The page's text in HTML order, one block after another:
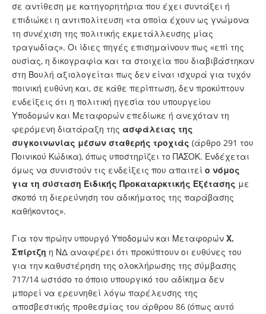
σε αντίθεση με κατηγορητήρια που έχει συντάξει ή
επιδιώκει η αντιπολίτευση «τα οποία έχουν ως γνώμονα
τη συνέχιση της πολιτικής εκμετάλλευσης μίας
τραγωδίας». Οι ίδιες πηγές επισημαίνουν πως «επί της
ουσίας, η δικογραφία και τα στοιχεία που διαβιβάστηκαν
στη Βουλή αξιολογείται πως δεν είναι ισχυρά για τυχόν
ποινική ευθύνη και, σε κάθε περίπτωση, δεν προκύπτουν
ενδείξεις ότι η πολιτική ηγεσία του υπουργείου
Υποδομών και Μεταφορών επεδίωκε ή ανεχόταν τη
φερόμενη διατάραξη της ασφάλειας της
συγκοινωνίας μέσων σταθερής τροχιάς (άρθρο 291 του
Ποινικού Κώδικα), όπως υποστηρίζει το ΠΑΣΟΚ. Ενδέχεται
όμως να συνιστούν τις ενδείξεις που απαιτεί ο νόμος
για τη σύσταση Ειδικής Προκαταρκτικής Εξέτασης με
σκοπό τη διερεύνηση του αδικήματος της παράβασης
καθήκοντος».
Για τον πρώην υπουργό Υποδομών και Μεταφορών Χ.
Σπίρτζη η ΝΔ αναφέρει ότι προκύπτουν οι ευθύνες του
για την καθυστέρηση της ολοκλήρωσης της σύμβασης
717/14 ωστόσο το όποιο υπουργικό του αδίκημα δεν
μπορεί να ερευνηθεί λόγω παρέλευσης της
αποσβεστικής προθεσμίας του άρθρου 86 (όπως αυτό